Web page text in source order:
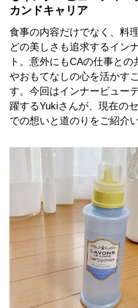
カンドキャリア
食事の内容だけでなく、料
どの美しさも追求するイン
ト。意外にもCAの仕事と
やおもてなしの心を活かす
す。今回はインナービュー
躍するYukiさんが、現在の
での想いと道のりをご紹介